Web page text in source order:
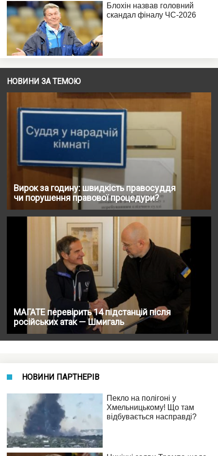
НОВИНИ ЗА ТЕМОЮ
Вирок за годину: швидкість правосуддя
чи порушення правової процедури?
МАГАТЕ перевірить 14 підстанцій після
російських атак — Шмигаль
НОВИНИ ПАРТНЕРІВ